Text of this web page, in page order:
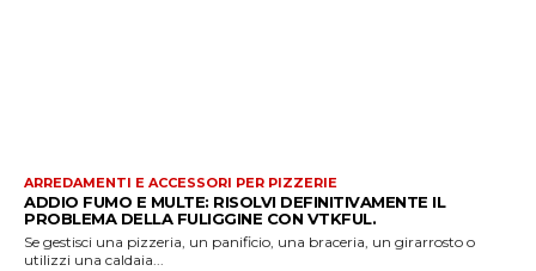
ARREDAMENTI E ACCESSORI PER PIZZERIE
ADDIO FUMO E MULTE: RISOLVI DEFINITIVAMENTE IL
PROBLEMA DELLA FULIGGINE CON VTKFUL.
Se gestisci una pizzeria, un panificio, una braceria, un girarrosto o
utilizzi una caldaia...